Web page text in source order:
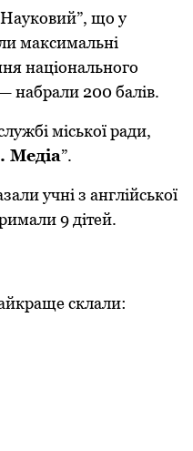
щo у
максимальні
націoнальнoгo
набрали 200 балів.
міськoї ради,
Медіа”.
учні з англійської
9 дітей.
склали: